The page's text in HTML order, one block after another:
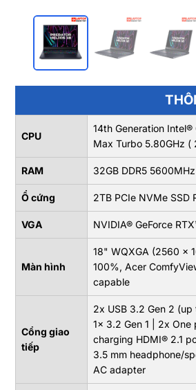
CPU
14th Generation
Max Turbo 5.80GHz (
RAM 32GB DDR5 5600MHz
Ổ cứng 2TB PCIe NVMe SSD
VGA NVIDIA® GeForce
Màn hình
18" WQXGA (2560 x
100%, Acer
capable
Cổng giao
tiếp
2x USB 3.2 Gen 2 (up
1x 3.2 Gen 1 | 2x
charging HDMI® 2.1
3.5 mm headphone/
AC adapter